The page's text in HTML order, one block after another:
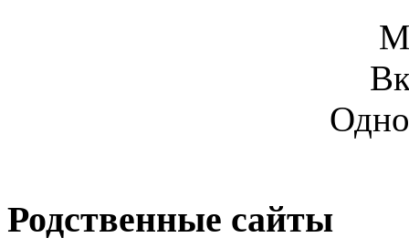
Родственные сайты